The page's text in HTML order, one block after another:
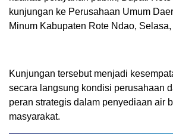
kunjungan ke Perusahaan Umum
Minum Kabupaten Rote Ndao,
Kunjungan tersebut menjadi
secara langsung kondisi perusahaan
peran strategis dalam penyediaan air
masyarakat.